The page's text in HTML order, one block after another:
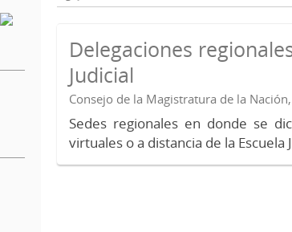
Delegaciones
Judicial
Consejo de la Magistratura de la Nación,
Sedes regionales en donde se
virtuales o a distancia de la Escuela